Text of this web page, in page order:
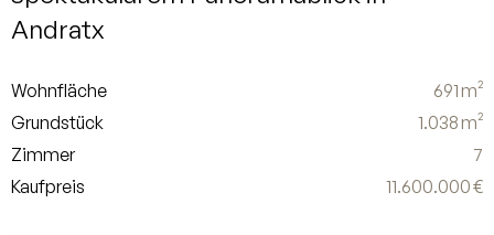
Andratx
Wohnfläche
691 m²
Grundstück
1.038 m²
Zimmer
7
Kaufpreis
11.600.000 €